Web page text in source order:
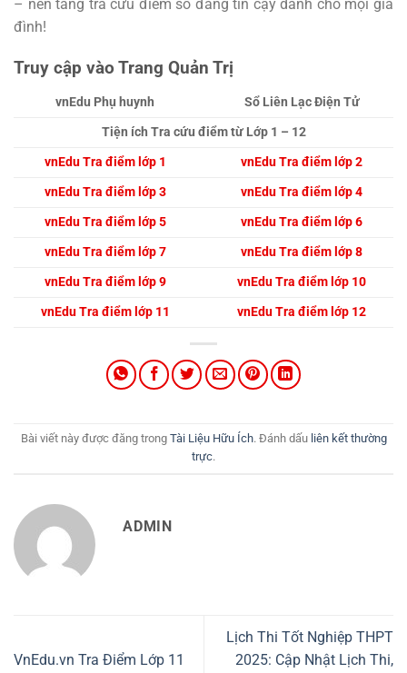
– nền tảng tra cứu điểm số đáng tin cậy dành cho mọi gia
đình!
Truy cập vào Trang Quản Trị
vnEdu Phụ huynh
Sổ Liên Lạc Điện Tử
Tiện ích Tra cứu điểm từ Lớp 1 – 12
vnEdu Tra điểm lớp 1
vnEdu Tra điểm lớp 2
vnEdu Tra điểm lớp 3
vnEdu Tra điểm lớp 4
vnEdu Tra điểm lớp 5
vnEdu Tra điểm lớp 6
vnEdu Tra điểm lớp 7
vnEdu Tra điểm lớp 8
vnEdu Tra điểm lớp 9
vnEdu Tra điểm lớp 10
vnEdu Tra điểm lớp 11
vnEdu Tra điểm lớp 12
Bài viết này được đăng trong Tài Liệu Hữu Ích. Đánh dấu liên kết thường
trực.
ADMIN
VnEdu.vn Tra Điểm Lớp 11
Lịch Thi Tốt Nghiệp THPT
2025: Cập Nhật Lịch Thi,